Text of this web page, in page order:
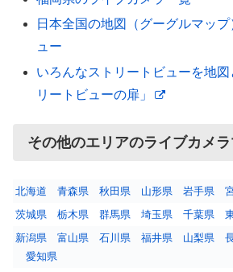
日本全国の地図（グーグルマッ
ュー
いろんなストリートビューを地図
リートビューの扉」
その他のエリアのライブカメ
北海道 青森県 秋田県 山形県 岩手県
茨城県
栃木県 群馬県 埼玉県 千葉県
新潟県
富山県 石川県 福井県 山梨県
愛知県